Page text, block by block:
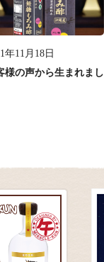
年11月18日
様の声から生まれまし